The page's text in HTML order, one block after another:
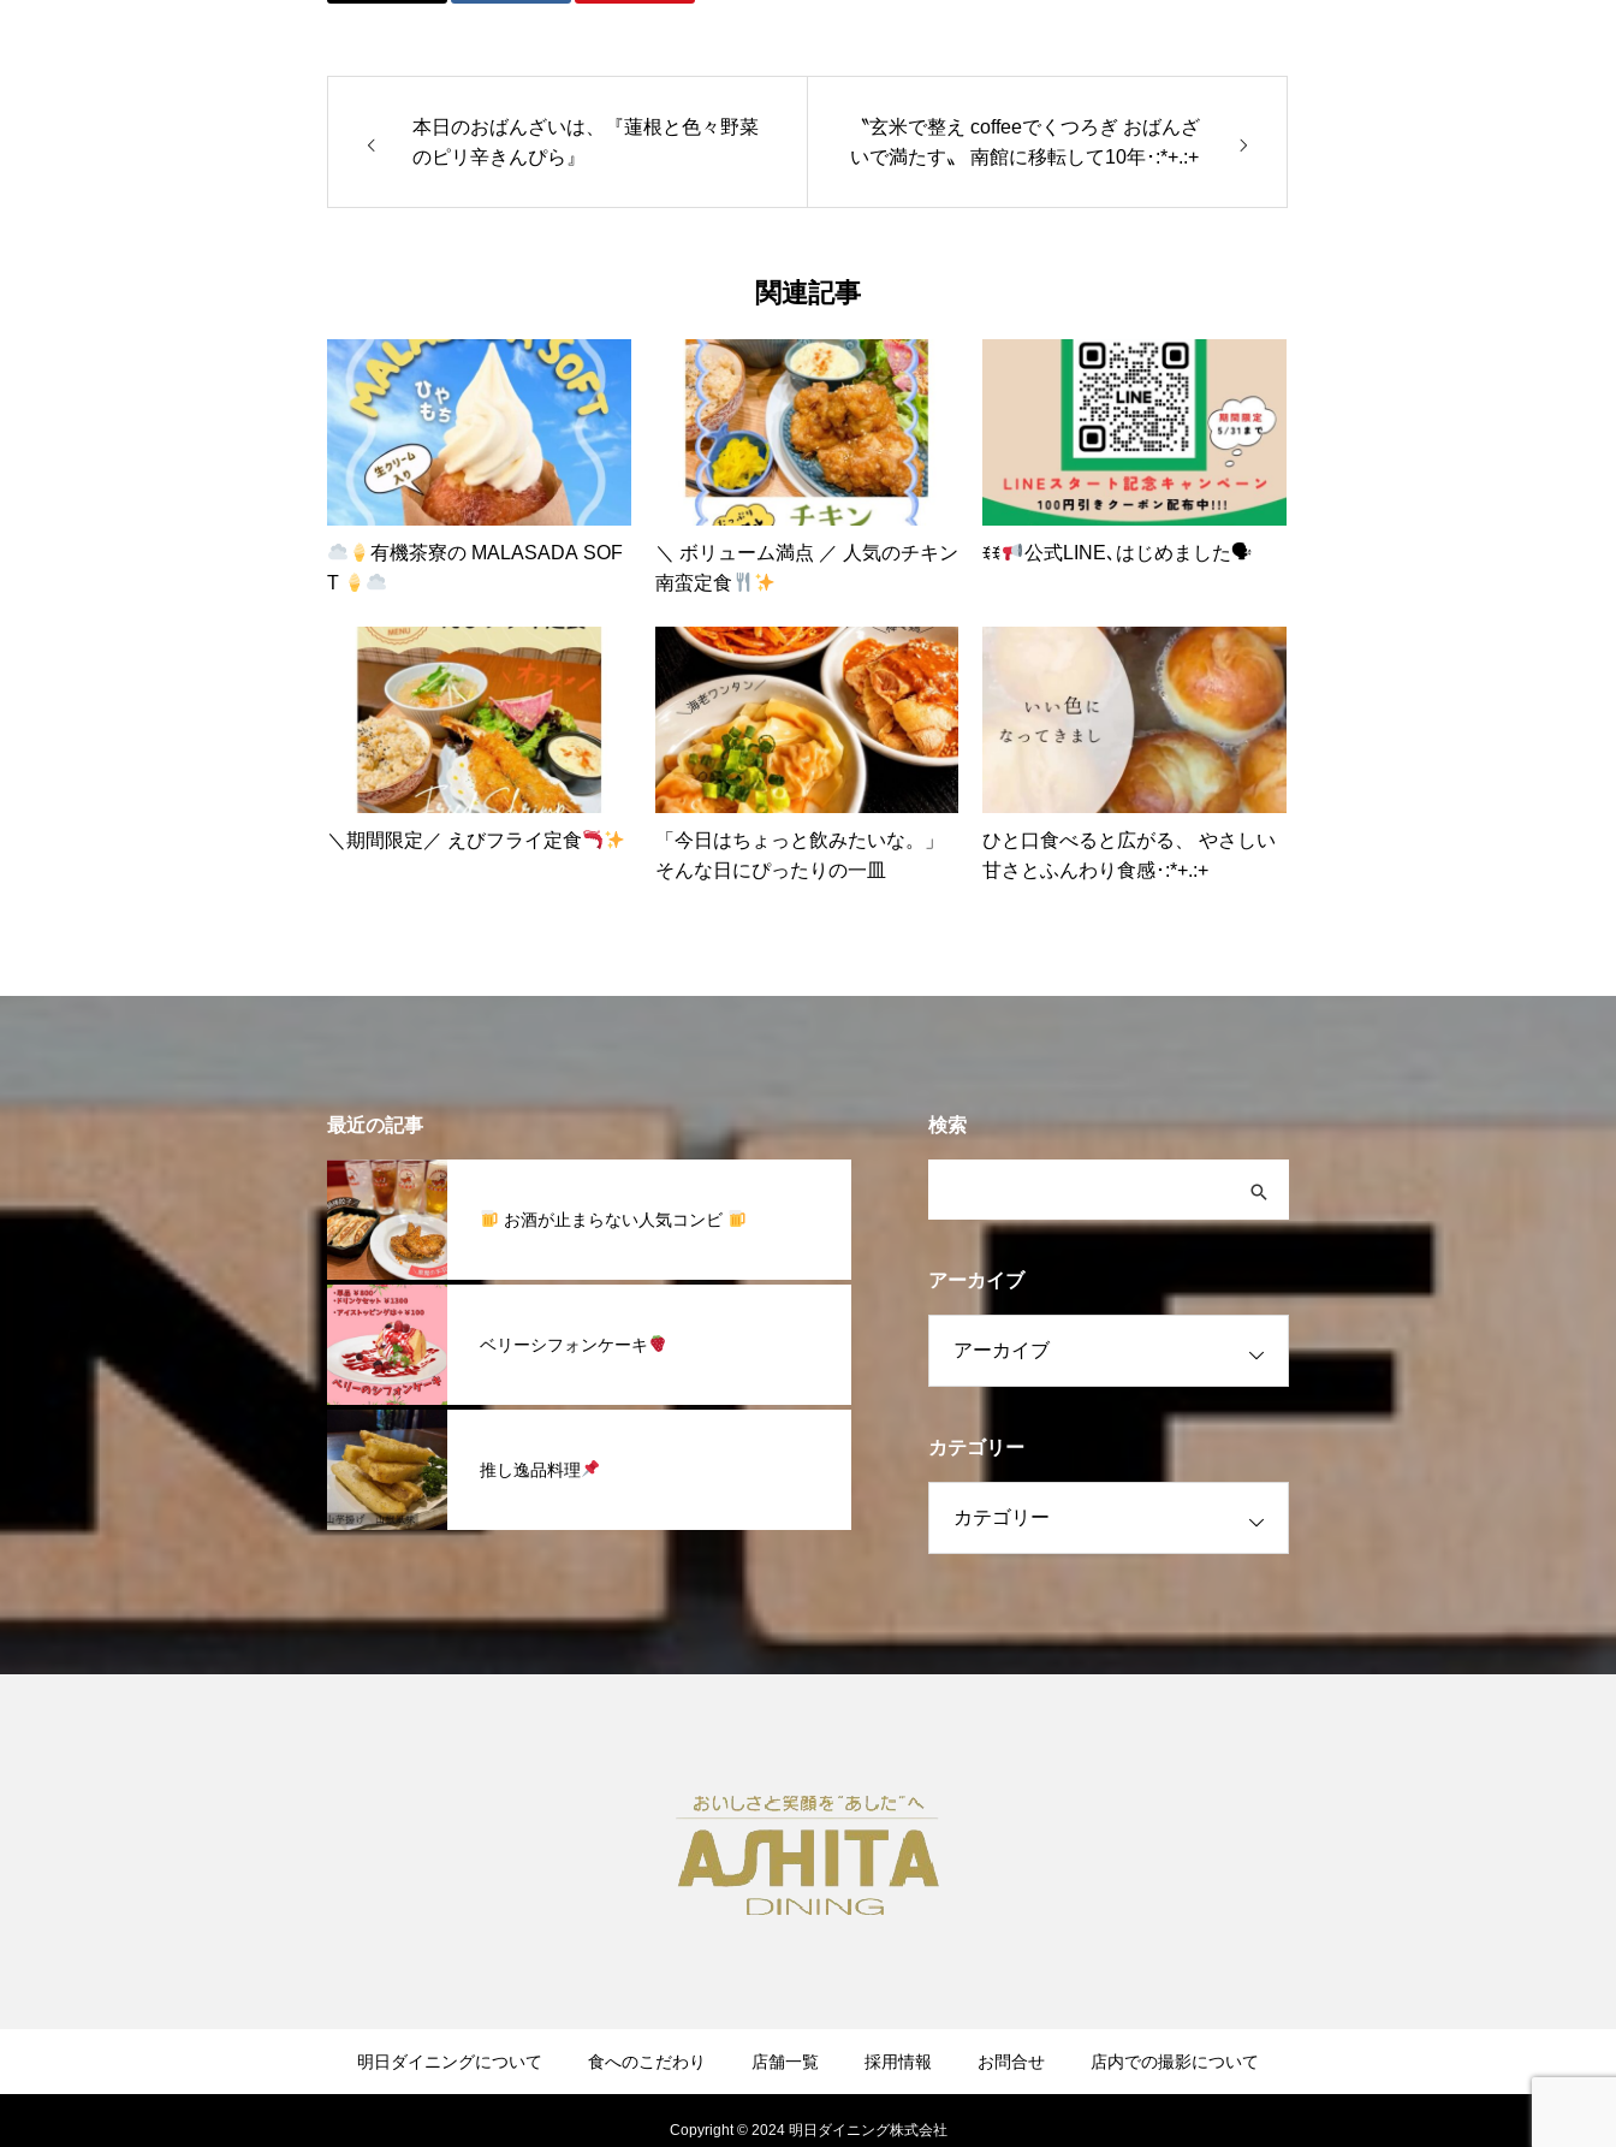
本日のおばんざいは、『蓮根と色々野菜
のピリ辛きんぴら』
〝玄米で整え coffeeでくつろぎ おばんざ
いで満たす〟 南館に移転して10年･:*+.:+
関連記事
有機茶寮の MALASADA SOF
T
＼ ボリューム満点 ／ 人気のチキン
南蛮定食
ꉂꉂ 公式LINE､はじめました🗣
＼期間限定／ えびフライ定食
「今日はちょっと飲みたいな。」
そんな日にぴったりの一皿
ひと口食べると広がる、 やさしい
甘さとふんわり食感･:*+.:+
最近の記事
お酒が止まらない人気コンビ
ベリーシフォンケーキ
推し逸品料理
検索
アーカイブ
カテゴリー
明日ダイニングについて 食へのこだわり 店舗一覧 採用情報 お問合せ 店内での撮影について
Copyright © 2024 明日ダイニング株式会社